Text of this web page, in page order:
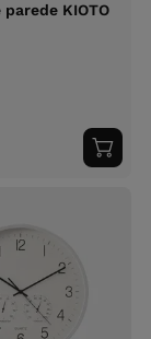
parede KIOTO
ao